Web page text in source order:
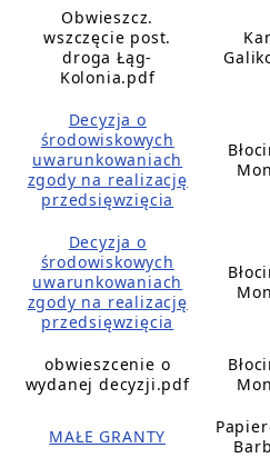
Obwieszcz.
wszczęcie post.
droga Łąg-
Kolonia.pdf
Decyzja o
środowiskowych
uwarunkowaniach
zgody na realizację
przedsięwzięcia
Decyzja o
środowiskowych
uwarunkowaniach
zgody na realizację
przedsięwzięcia
obwieszcenie o
wydanej decyzji.pdf
MAŁE GRANTY